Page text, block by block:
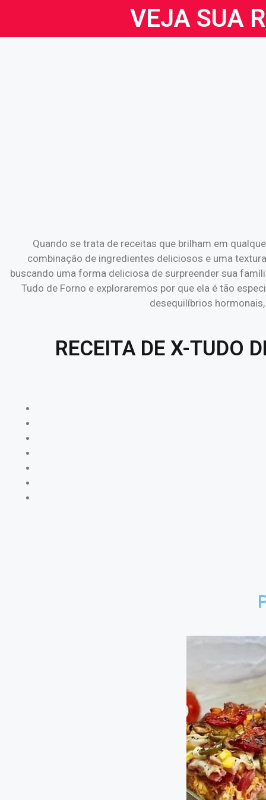
VEJA SUA
Quando se trata de receitas que brilham em
combinação de ingredientes deliciosos e uma
buscando uma forma deliciosa de surpreender sua
Tudo de Forno e exploraremos por que ela é tão
desequilíbrios
RECEITA DE X-TUDO